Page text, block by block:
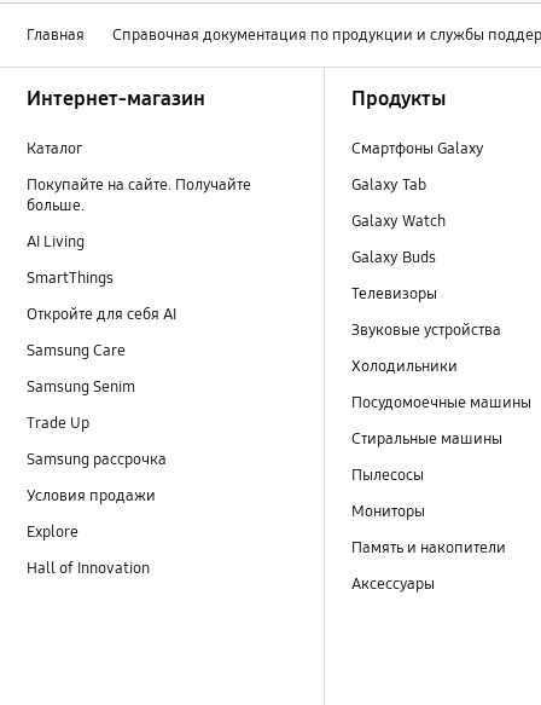
Главная Справочная документация по продукции и службы
Интернет-магазин
Каталог
Покупайте на сайте. Получайте
больше.
AI Living
SmartThings
Откройте для себя AI
Samsung Care
Samsung Senim
Trade Up
Samsung рассрочка
Условия продажи
Explore
Hall of Innovation
Продукты
Смартфоны Galaxy
Galaxy Tab
Galaxy Watch
Galaxy Buds
Телевизоры
Звуковые устройства
Холодильники
Посудомоечные машины
Стиральные машины
Пылесосы
Мониторы
Память и накопители
Аксессуары